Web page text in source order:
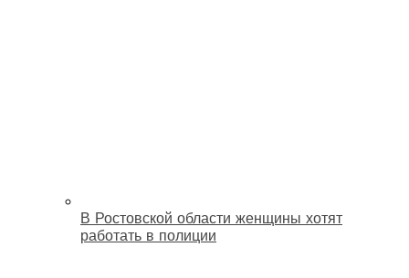
В Ростовской области женщины хотят
работать в полиции